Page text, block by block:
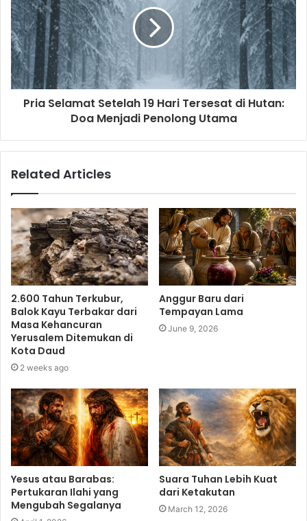
Pria Selamat Setelah 19 Hari Tersesat di Hutan:
Doa Menjadi Penolong Utama
Related Articles
2.600 Tahun Terkubur,
Balok Kayu Terbakar dari
Masa Kehancuran
Yerusalem Ditemukan di
Kota Daud
2 weeks ago
Anggur Baru dari
Tempayan Lama
June 9, 2026
Yesus atau Barabas:
Pertukaran Ilahi yang
Mengubah Segalanya
Suara Tuhan Lebih Kuat
dari Ketakutan
March 12, 2026